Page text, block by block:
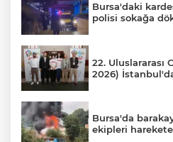
Bursa'daki
polisi sokağa
22. Uluslararası
2026)
Bursa'da
ekipleri